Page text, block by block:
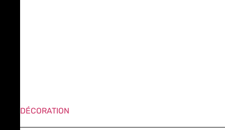
DÉCORATION